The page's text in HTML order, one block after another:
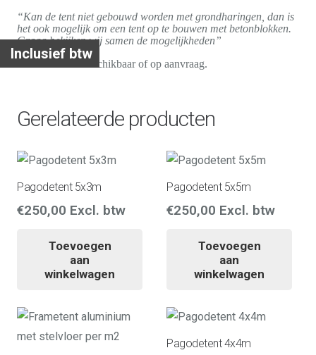
Inclusief btw
“Kan de tent niet gebouwd worden met grondharingen, dan is
het ook mogelijk om een tent op te bouwen met betonblokken.
Graag bekijken wij samen de mogelijkheden”
Andere maten beschikbaar of op aanvraag.
Gerelateerde producten
Pagodetent 5x3m
€250,00 Excl. btw
Toevoegen
aan
winkelwagen
Pagodetent 5x5m
€250,00 Excl. btw
Toevoegen
aan
winkelwagen
Pagodetent 4x4m